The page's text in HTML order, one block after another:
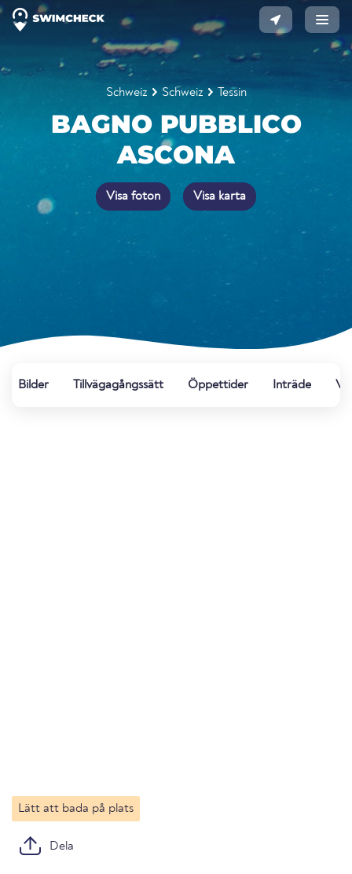
Schweiz Schweiz Tessin
BAGNO PUBBLICO
ASCONA
Visa foton Visa karta
Bilder Tillvägagångssätt Öppettider Inträde
Lätt att bada på plats
Dela